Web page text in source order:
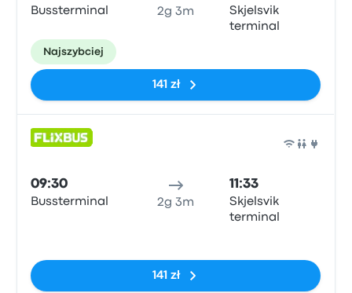
Bussterminal 2g 3m
Skjelsvik
terminal
Najszybciej
141 zł
09:30
Bussterminal 2g 3m
11:33
Skjelsvik
terminal
141 zł